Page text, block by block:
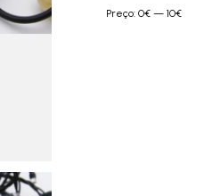
Preço:0€ —10€